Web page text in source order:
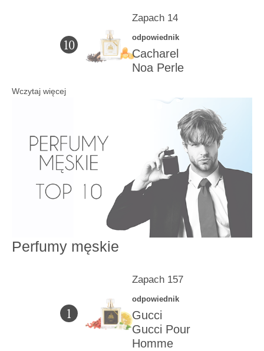
10
Zapach 14
odpowiednik
Cacharel
Noa Perle
Wczytaj więcej
Perfumy męskie
1
Zapach 157
odpowiednik
Gucci
Gucci Pour
Homme